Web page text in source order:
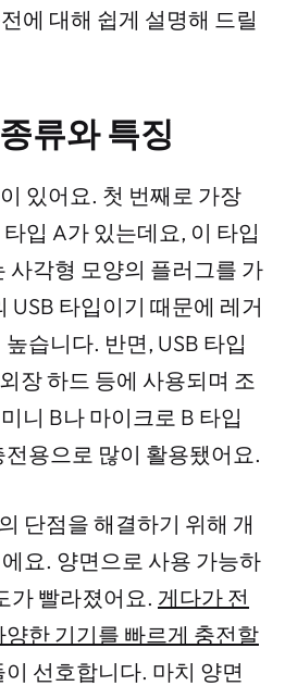
에 대해 쉽게 설명해 드릴
류와 특징
있어요. 첫 번째로 가장
입 A가 있는데요, 이 타입
사각형 모양의 플러그를 가
USB 타입이기 때문에 레거
습니다. 반면, USB 타입
장 하드 등에 사용되며 조
니 B나 마이크로 B 타입
용으로 많이 활용됐어요.
단점을 해결하기 위해 개
요. 양면으로 사용 가능하
가 빨라졌어요. 게다가 전
한 기기를 빠르게 충전할
선호합니다. 마치 양면